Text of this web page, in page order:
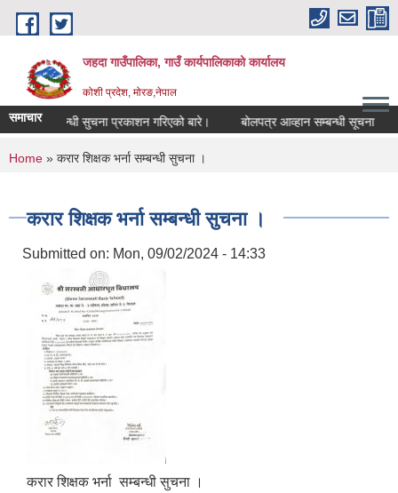
Skip to main content
जहदा गाउँपालिका, गाउँ कार्यपालिकाको कार्यालय
कोशी प्रदेश, मोरङ,नेपाल
समाचार
भुमि सम्बन्धी सुचना प्रकाशन गरिएको बारे। बोलपत्र आव्हान सम्बन्धी सूचना
You are here
Home » करार शिक्षक भर्ना सम्बन्धी सुचना ।
करार शिक्षक भर्ना सम्बन्धी सुचना ।
Submitted on: Mon, 09/02/2024 - 14:33
करार शिक्षक भर्ना सम्बन्धी सुचना ।